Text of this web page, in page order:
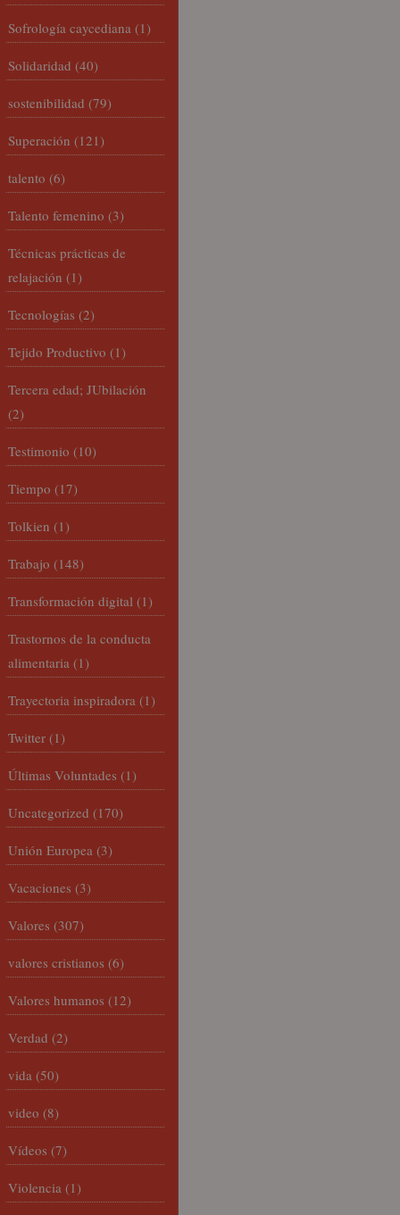
Sofrología caycediana (1)
Solidaridad (40)
sostenibilidad (79)
Superación (121)
talento (6)
Talento femenino (3)
Técnicas prácticas de
relajación (1)
Tecnologías (2)
Tejido Productivo (1)
Tercera edad; JUbilación
(2)
Testimonio (10)
Tiempo (17)
Tolkien (1)
Trabajo (148)
Transformación digital (1)
Trastornos de la conducta
alimentaria (1)
Trayectoria inspiradora (1)
Twitter (1)
Últimas Voluntades (1)
Uncategorized (170)
Unión Europea (3)
Vacaciones (3)
Valores (307)
valores cristianos (6)
Valores humanos (12)
Verdad (2)
vida (50)
video (8)
Vídeos (7)
Violencia (1)